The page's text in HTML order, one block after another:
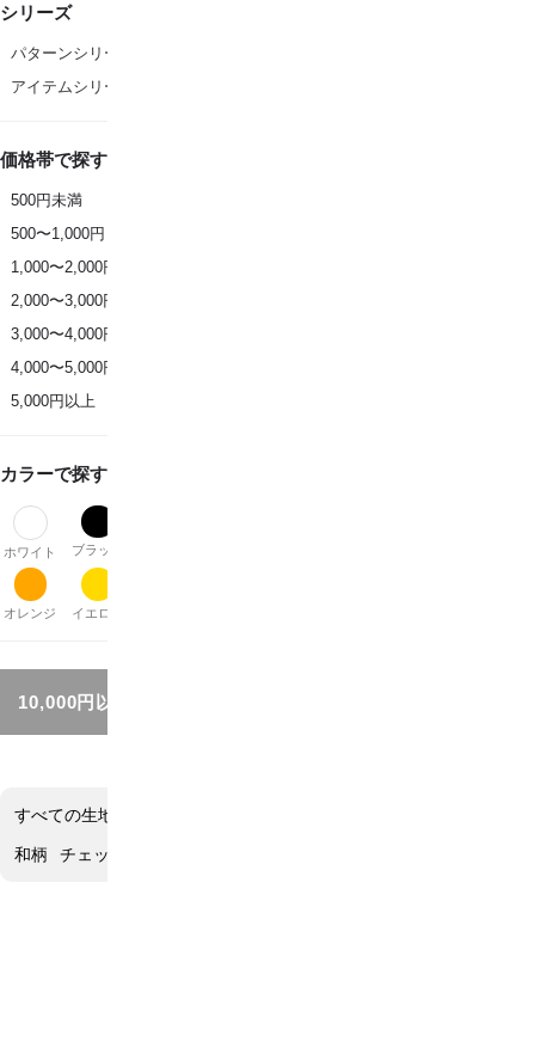
シリーズ
パターンシリーズ
アイテムシリーズ
価格帯で探す
500円未満
500〜1,000円
1,000〜2,000円
2,000〜3,000円
3,000〜4,000円
4,000〜5,000円
5,000円以上
カラーで探す
ホワイト ブラック
オレンジ イエロー
10,000円以上お買い上げで送料無料!!
すべての生地
和柄 チェック柄